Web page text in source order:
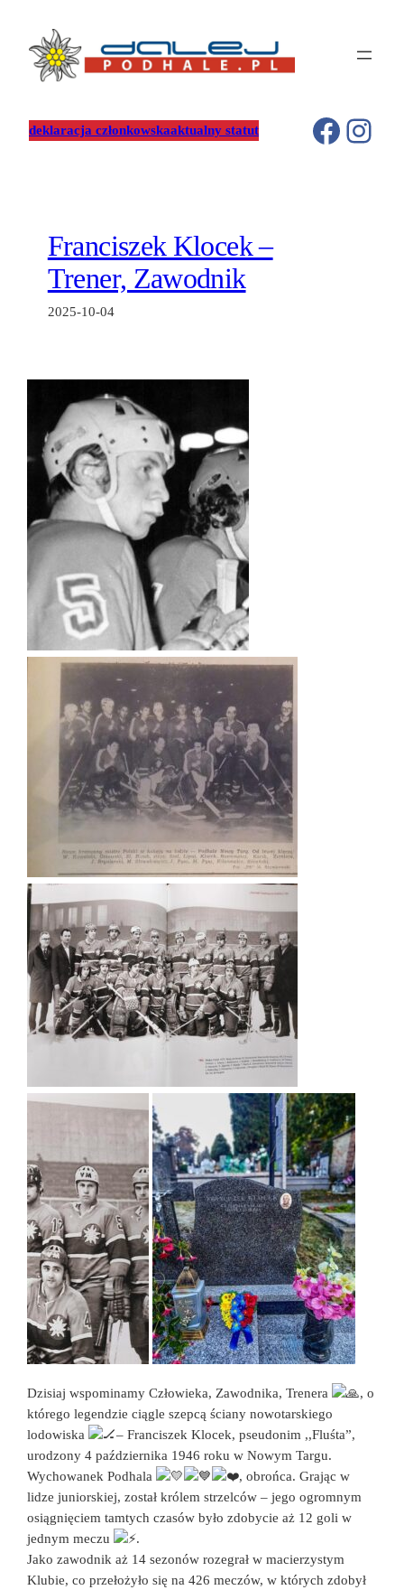
treści
deklaracja członkowskaaktualny statut
Franciszek Klocek –
Trener, Zawodnik
2025-10-04
Dzisiaj wspominamy Człowieka, Zawodnika, Trenera
, o
którego legendzie ciągle szepcą ściany nowotarskiego
lodowiska
– Franciszek Klocek, pseudonim ,,Fluśta”,
urodzony 4 października 1946 roku w Nowym Targu.
Wychowanek Podhala
, obrońca. Grając w
lidze juniorskiej, został królem strzelców – jego ogromnym
osiągnięciem tamtych czasów było zdobycie aż 12 goli w
jednym meczu
.
Jako zawodnik aż 14 sezonów rozegrał w macierzystym
Klubie, co przełożyło się na 426 meczów, w których zdobył